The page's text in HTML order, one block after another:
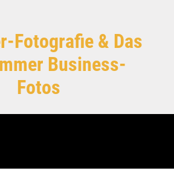
Fotografie & Das
Business-
Fotos